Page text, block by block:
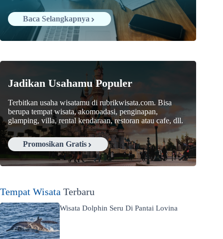
Baca Selangkapnya
Jadikan Usahamu Populer
Terbitkan usaha wisatamu di rubrikwisata.com. Bisa
berupa tempat wisata, akomoadasi, penginapan,
glamping, villa, rental kendaraan, restoran atau cafe, dll.
Promosikan Gratis
Tempat Wisata Terbaru
Wisata Dolphin Seru Di Pantai Lovina